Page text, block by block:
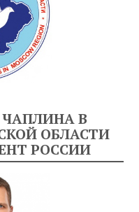
В
ОБЛАСТИ
РОССИИ